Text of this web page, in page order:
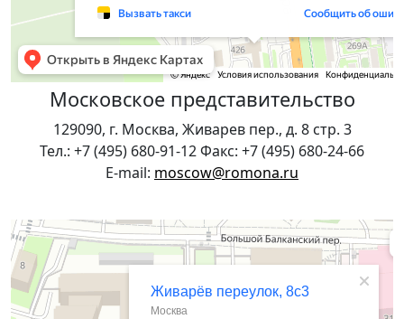
Московское представительство
129090, г. Москва, Живарев пер., д. 8 стр. 3
Тел.: +7 (495) 680-91-12 Факс: +7 (495) 680-24-66
E-mail: moscow@romona.ru
Москва
Живарёв переулок, 8с3 — Яндекс Карты